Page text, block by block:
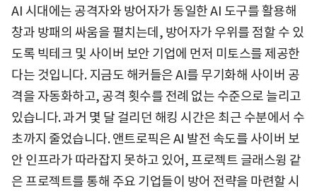
AI 시대에는 공격자와 방어자가 동일한 AI 도구를 활용해
창과 방패의 싸움을 펼치는데, 방어자가 우위를 점할 수 있
도록 빅테크 및 사이버 보안 기업에 먼저 미토스를 제공한
다는 것입니다. 지금도 해커들은 AI를 무기화해 사이버 공
격을 자동화하고, 공격 횟수를 전례 없는 수준으로 늘리고
있습니다. 과거 몇 달 걸리던 해킹 시간은 최근 수분에서 수
초까지 줄었습니다. 앤트로픽은 AI 발전 속도를 사이버 보
안 인프라가 따라잡지 못하고 있어, 프로젝트 글래스윙 같
은 프로젝트를 통해 주요 기업들이 방어 전략을 마련할 시